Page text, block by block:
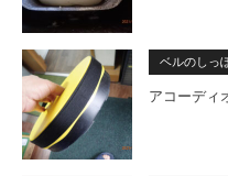
ベルのしっ
アコーディ